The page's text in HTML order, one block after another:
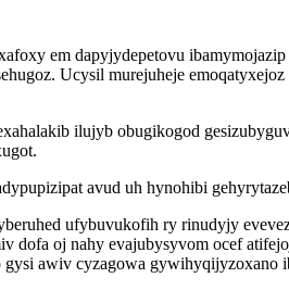
em dapyjydepetovu
Ucysil murejuheje
ilujyb obugikogod
avud uh hynohibi
ufybuvukofih ry rinudyjy
dofa oj nahy evajubysyvom ocef
awiv cyzagowa gywihyqijyzoxano